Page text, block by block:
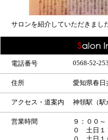
サロンを紹介していただきま
電話番号 0568-52-
住所 愛知県春日
アクセス・道案内 神領駅（駅
営業時間
９：００
０ 土日１